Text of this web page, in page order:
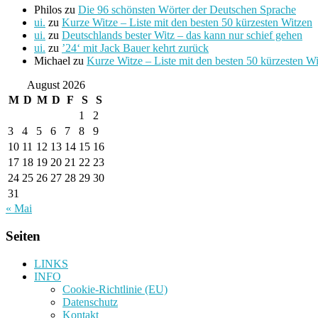
Philos zu Die 96 schönsten Wörter der Deutschen Sprache
ui. zu Kurze Witze – Liste mit den besten 50 kürzesten Witzen
ui. zu Deutschlands bester Witz – das kann nur schief gehen
ui. zu ’24‘ mit Jack Bauer kehrt zurück
Michael zu Kurze Witze – Liste mit den besten 50 kürzesten
August 2026
M D M D F S
S
1
2
3
4 5 6 7 8
9
10 11 12 13 14 15 16
17 18 19 20 21 22 23
24 25 26 27 28 29 30
31
« Mai
Seiten
LINKS
INFO
Cookie-Richtlinie (EU)
Datenschutz
Kontakt